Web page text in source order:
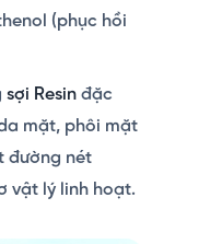
(phục hồi
sợi Resinđặc
mặt, phôi mặt
đường nét
vật lý linh hoạt.